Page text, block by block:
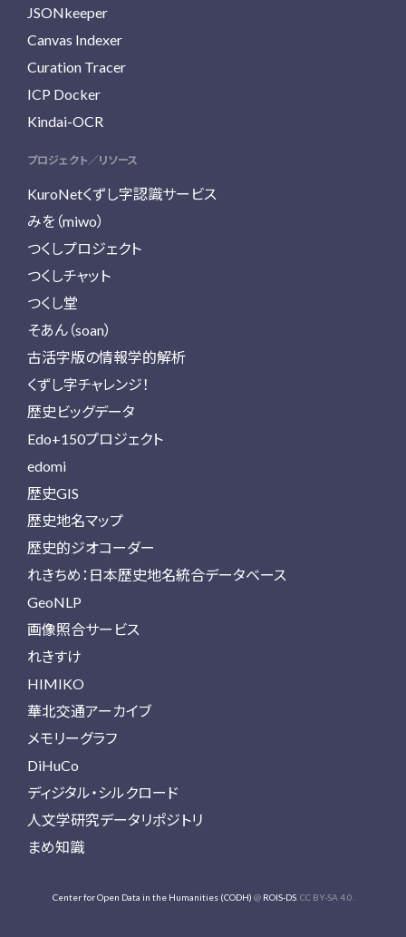
JSONkeeper
Canvas Indexer
Curation Tracer
ICP Docker
Kindai-OCR
プロジェクト／リソース
KuroNetくずし字認識サービス
みを（miwo）
つくしプロジェクト
つくしチャット
つくし堂
そあん（soan）
古活字版の情報学的解析
くずし字チャレンジ！
歴史ビッグデータ
Edo+150プロジェクト
edomi
歴史GIS
歴史地名マップ
歴史的ジオコーダー
れきちめ：日本歴史地名統合データベース
GeoNLP
画像照合サービス
れきすけ
HIMIKO
華北交通アーカイブ
メモリーグラフ
DiHuCo
ディジタル・シルクロード
人文学研究データリポジトリ
まめ知識
Center for Open Data in the Humanities (CODH) @ ROIS-DS. CC BY-SA 4.0.